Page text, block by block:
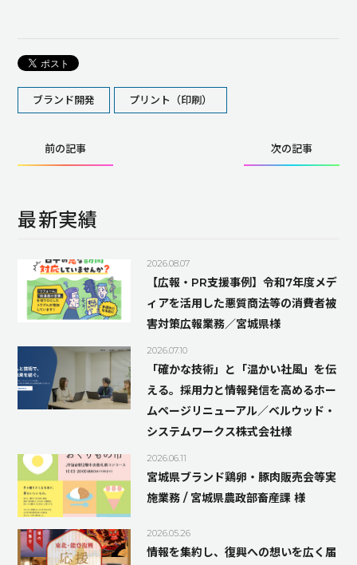
ブランド開発 プリント（印刷）
前の記事 次の記事
最新実績
2026.08.07
【広報・PR支援事例】令和7年度メデ
ィアを活用した悪質商法等の消費者被
害対策広報業務／宮城県様
2026.07.10
「確かな技術」と「温かい社風」を伝
える。採用力と情報発信を高めるホー
ムページリニューアル／ベルウッド・
システムワークス株式会社様
2026.06.11
宮城県ブランド鶏卵・豚肉販売会等実
施業務 / 宮城県農政部畜産課 様
2026.05.26
情報を集約し、復興への想いを広く届